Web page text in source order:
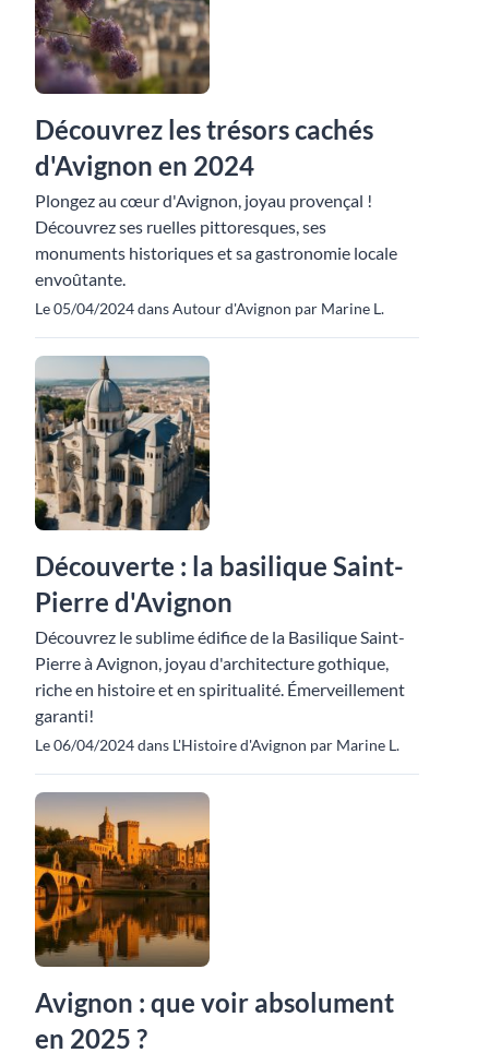
Découvrez les trésors cachés
d'Avignon en 2024
Plongez au cœur d'Avignon, joyau provençal !
Découvrez ses ruelles pittoresques, ses
monuments historiques et sa gastronomie locale
envoûtante.
Le 05/04/2024 dans Autour d'Avignon par Marine L.
Découverte : la basilique Saint-
Pierre d'Avignon
Découvrez le sublime édifice de la Basilique Saint-
Pierre à Avignon, joyau d'architecture gothique,
riche en histoire et en spiritualité. Émerveillement
garanti!
Le 06/04/2024 dans L'Histoire d'Avignon par Marine L.
Avignon : que voir absolument
en 2025 ?